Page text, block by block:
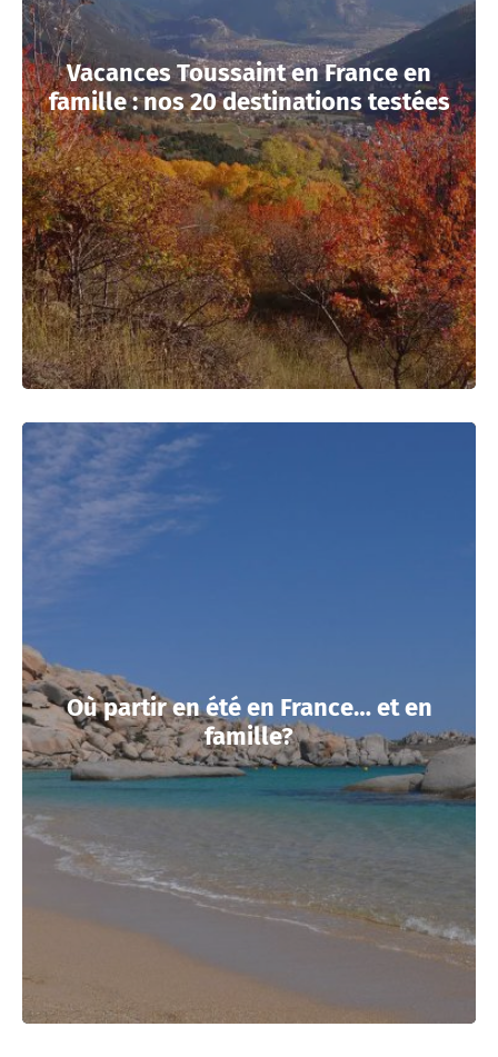
Vacances Toussaint en France en
famille : nos 20 destinations testées
Où partir en été en France… et en
famille?